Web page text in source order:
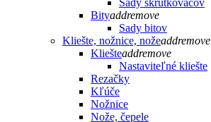
Sady skrutkovačov
Bityaddremove
Sady bitov
Kliešte, nožnice, nožeaddremove
Kliešteaddremove
Nastaviteľné kliešte
Rezačky
Kľúče
Nožnice
Nože, čepele